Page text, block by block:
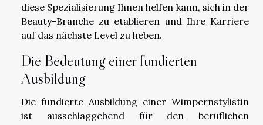
diese Spezialisierung Ihnen helfen kann, sich in der
Beauty-Branche zu etablieren und Ihre Karriere
auf das nächste Level zu heben.
Die Bedeutung einer fundierten
Ausbildung
Die fundierte Ausbildung einer Wimpernstylistin
ist ausschlaggebend für den beruflichen